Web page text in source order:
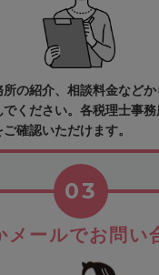
の紹介、相談料金など
ください。各税理士事
確認いただけます。
メールでお問い
03